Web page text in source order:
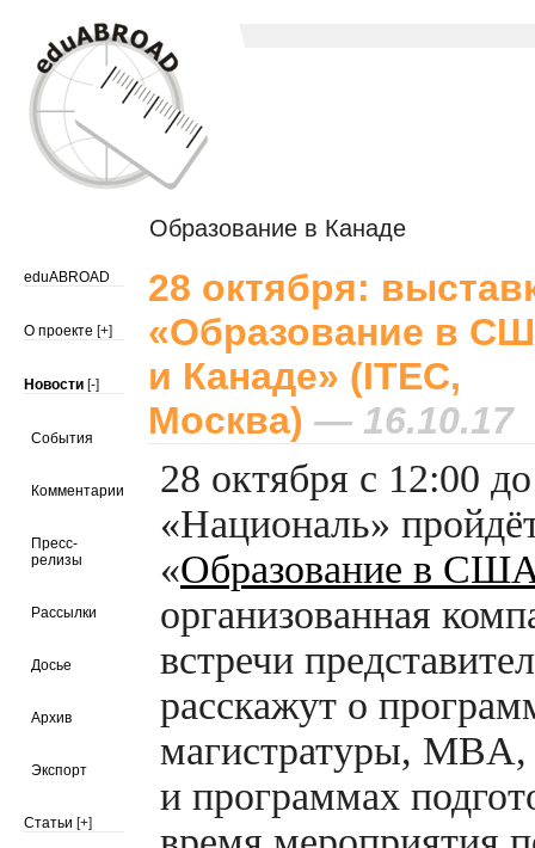
Образование в Канаде
eduABROAD
О проекте [+]
Новости [-]
События
Комментарии
Пресс-
релизы
Рассылки
Досье
Архив
Экспорт
Статьи [+]
28 октября:
«Образование в
и Канаде» (ITEC,
Москва) — 16.10.17
28 октября с 12:00
«Националь»
«Образование в
организованная
встречи
расскажут о
магистратуры,
и программах